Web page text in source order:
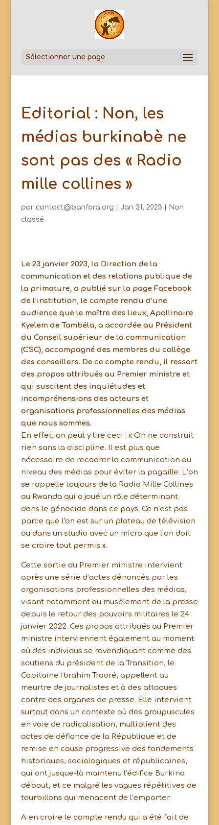
Sélectionner une page
Editorial : Non, les
médias burkinabè ne
sont pas des « Radio
mille collines »
par contact@banfora.org Jan 31, 2023
Non
classé
Le 23 janvier 2023, la Direction de la
communication et des relations publique de
la primature, a publié sur la page Facebook
de l’institution, le compte rendu d’une
audience que le maître des lieux, Apollinaire
Kyelem de Tambéla, a accordée au Président
du Conseil supérieur de la communication
(CSC), accompagné des membres du collège
des conseillers. De ce compte rendu, il ressort
des propos attribués au Premier ministre et
qui suscitent des inquiétudes et
incompréhensions des acteurs et
organisations professionnelles des médias
que nous sommes.
En effet, on peut y lire ceci : « On ne construit
rien sans la discipline. Il est plus que
nécessaire de recadrer la communication au
niveau des médias pour éviter la pagaille. L’on
se rappelle toujours de la Radio Mille Collines
au Rwanda qui a joué un rôle déterminant
dans le génocide dans ce pays. Ce n’est pas
parce que l’on est sur un plateau de télévision
ou dans un studio avec un micro que l’on doit
se croire tout permis ».
Cette sortie du Premier ministre intervient
après une série d’actes dénoncés par les
organisations professionnelles des médias,
visant notamment au musèlement de la presse
depuis le retour des pouvoirs militaires le 24
janvier 2022. Ces propos attribués au Premier
ministre interviennent également au moment
où des individus se revendiquant comme des
soutiens du président de la Transition, le
Capitaine Ibrahim Traoré, appellent au
meurtre de journalistes et à des attaques
contre des organes de presse. Elle intervient
surtout dans un contexte où des groupuscules
en voie de radicalisation, multiplient des
actes de défiance de la République et de
remise en cause progressive des fondements
historiques, sociologiques et républicaines,
qui ont jusque-là maintenu l’édifice Burkina
débout, et ce malgré les vagues répétitives de
tourbillons qui menacent de l’emporter.
A en croire le compte rendu qui a été fait de